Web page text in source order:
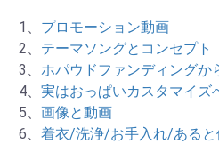
1、 プロモーション動画
2、 テーマソングとコンセプト
3、 ホパウドファンディングか
4、 実はおっぱいカスタマイズ
5、 画像と動画
6、 着衣/洗浄/お手入れ/あると